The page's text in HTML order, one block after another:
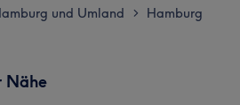
und Umland > Hamburg
Nähe